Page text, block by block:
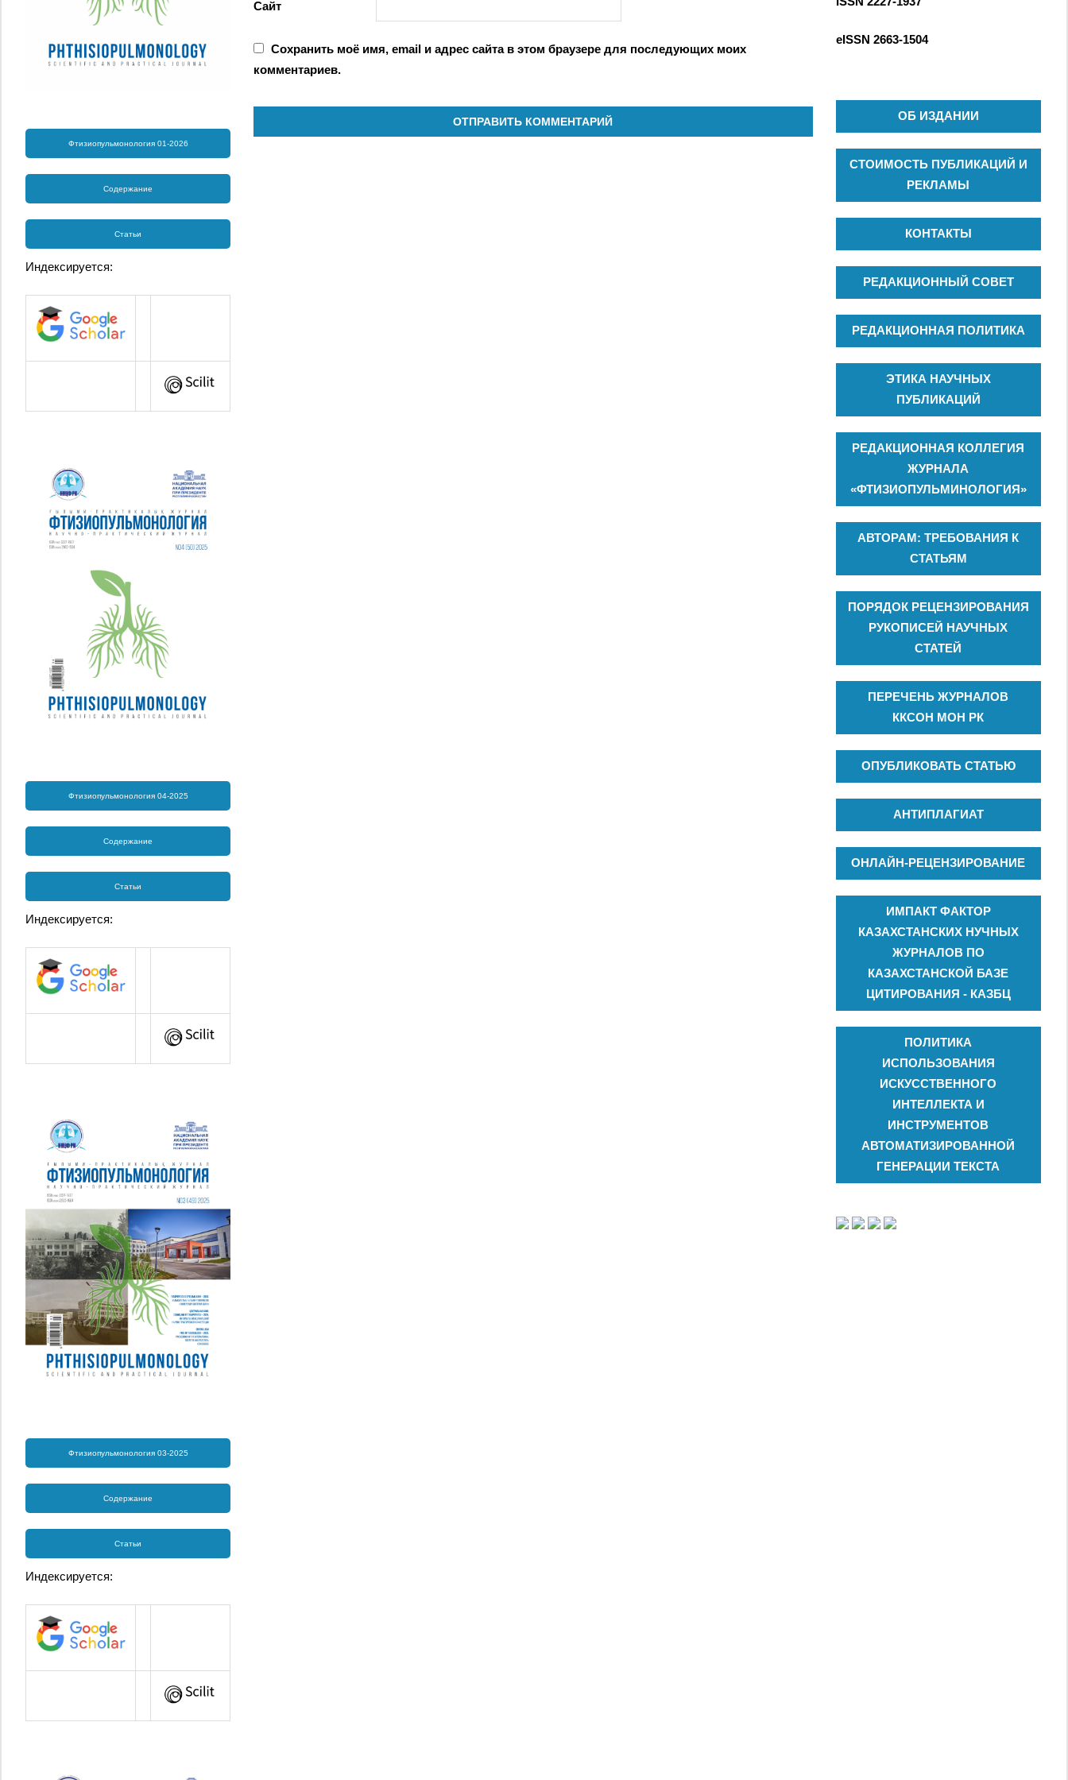
Сайт
Сохранить моё имя, email и адрес сайта в этом браузере для последующих моих
комментариев.
Фтизиопульмонология 01-2026
Содержание
Статьи
Индексируется:
Фтизиопульмонология 04-2025
Содержание
Статьи
Индексируется:
Фтизиопульмонология 03-2025
Содержание
Статьи
Индексируется:
к
eISSN 2663-1504
ОБ ИЗДАНИИ
СТОИМОСТЬ ПУБЛИКАЦИЙ И
РЕКЛАМЫ
КОНТАКТЫ
РЕДАКЦИОННЫЙ СОВЕТ
РЕДАКЦИОННАЯ ПОЛИТИКА
ЭТИКА НАУЧНЫХ
ПУБЛИКАЦИЙ
РЕДАКЦИОННАЯ КОЛЛЕГИЯ
ЖУРНАЛА
«ФТИЗИОПУЛЬМИНОЛОГИЯ»
АВТОРАМ: ТРЕБОВАНИЯ К
СТАТЬЯМ
ПОРЯДОК РЕЦЕНЗИРОВАНИЯ
РУКОПИСЕЙ НАУЧНЫХ
СТАТЕЙ
ПЕРЕЧЕНЬ ЖУРНАЛОВ
ККСОН МОН РК
ОПУБЛИКОВАТЬ СТАТЬЮ
АНТИПЛАГИАТ
ОНЛАЙН-РЕЦЕНЗИРОВАНИЕ
ИМПАКТ ФАКТОР
КАЗАХСТАНСКИХ НУЧНЫХ
ЖУРНАЛОВ ПО
КАЗАХСТАНСКОЙ БАЗЕ
ЦИТИРОВАНИЯ - КАЗБЦ
ПОЛИТИКА
ИСПОЛЬЗОВАНИЯ
ИСКУССТВЕННОГО
ИНТЕЛЛЕКТА И
ИНСТРУМЕНТОВ
АВТОМАТИЗИРОВАННОЙ
ГЕНЕРАЦИИ ТЕКСТА